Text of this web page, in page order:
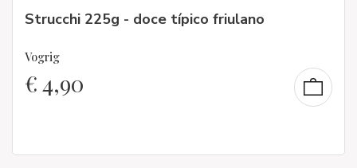
Strucchi 225g - doce típico friulano
Vogrig
€4,90